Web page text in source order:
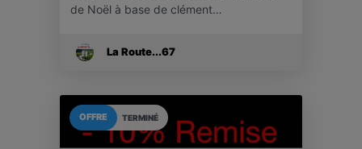
de Noël à base de clément…
La Route...67
TERMINÉ
OFFRE